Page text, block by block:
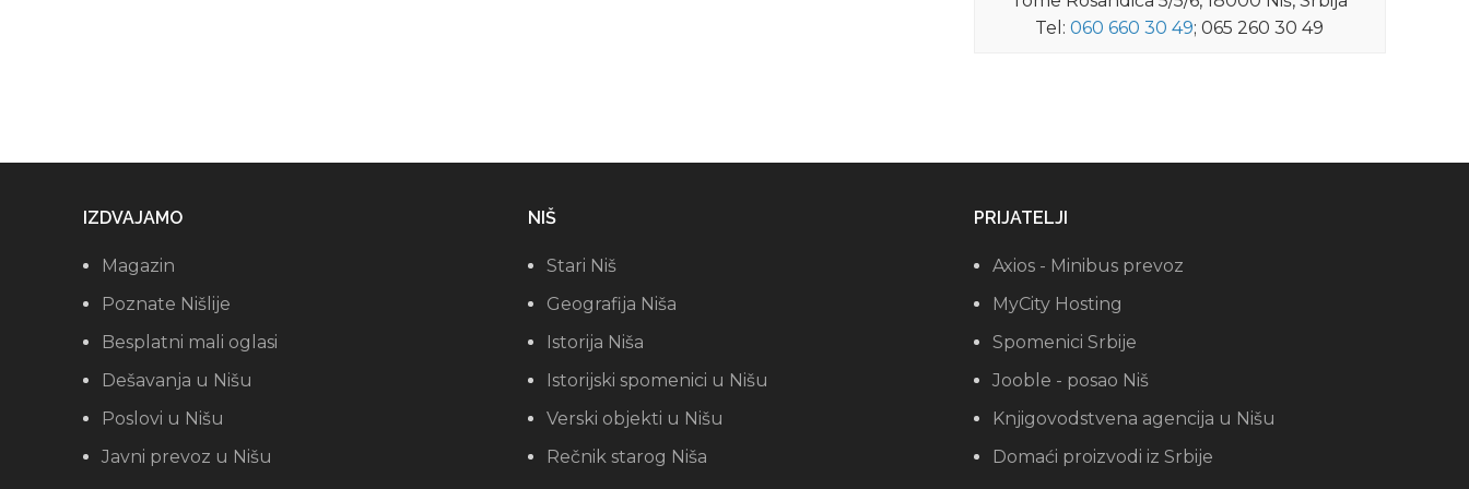
Tel:060 660 30 49; 065 260 30 49
IZDVAJAMO
Magazin
Poznate Nišlije
Besplatni mali oglasi
Dešavanja u Nišu
Poslovi u Nišu
Javni prevoz u Nišu
NIŠ
Stari Niš
Geografija Niša
Istorija Niša
Istorijski spomenici u Nišu
Verski objekti u Nišu
Rečnik starog Niša
PRIJATELJI
Axios - Minibus prevoz
MyCity Hosting
Spomenici Srbije
Jooble - posao Niš
Knjigovodstvena agencija u Nišu
Domaći proizvodi iz Srbije